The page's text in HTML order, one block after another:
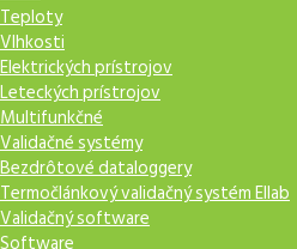
Teploty
Vlhkosti
Elektrických prístrojov
Leteckých prístrojov
Multifunkčné
Validačné systémy
Bezdrôtové dataloggery
Termočlánkový validačný systém Ellab
Validačný software